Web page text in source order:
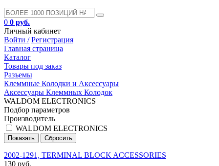
0 0 руб.
Личный кабинет
Войти / Регистрация
Главная страница
Каталог
Товары под заказ
Разъемы
Клеммные Колодки и Аксессуары
Аксессуары Клеммных Колодок
WALDOM ELECTRONICS
Подбор параметров
Производитель
WALDOM ELECTRONICS
2002-1291, TERMINAL BLOCK ACCESSORIES
130 руб.